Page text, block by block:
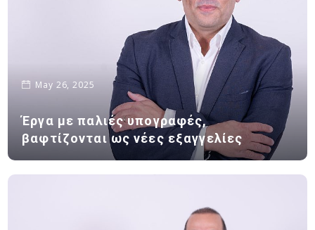
May 26, 2025
Έργα με παλιές υπογραφές,
βαφτίζονται ως νέες εξαγγελίες